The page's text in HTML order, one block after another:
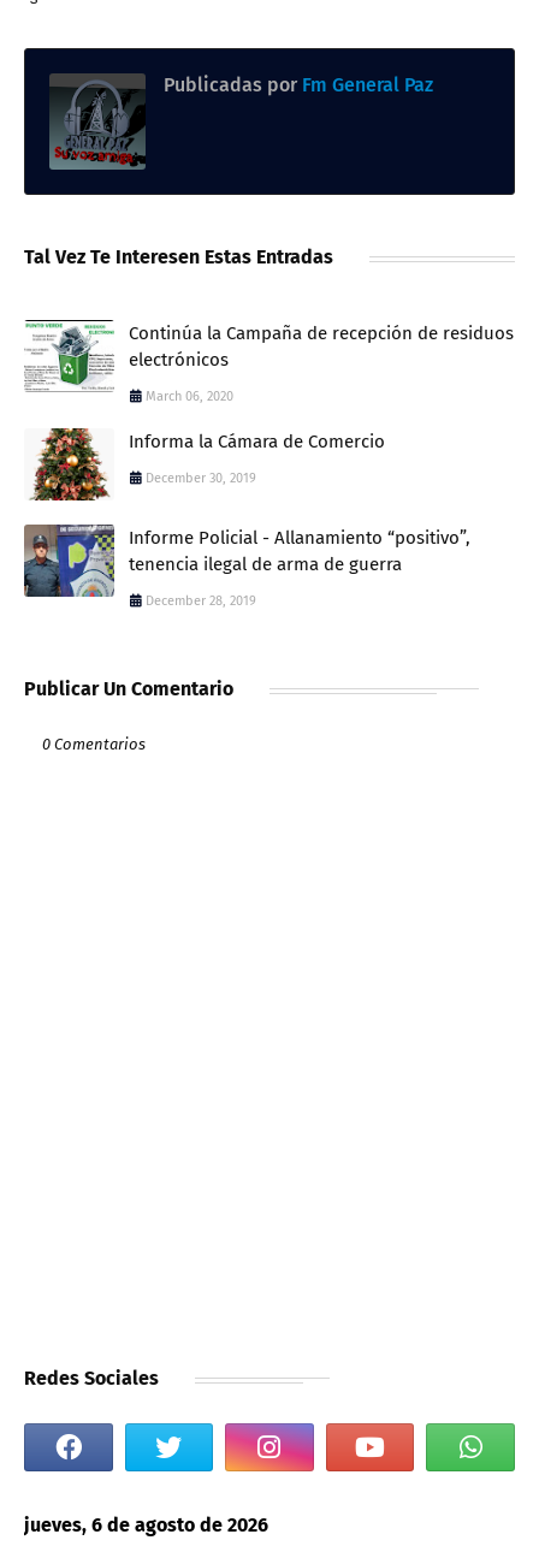
Publicadas por Fm General Paz
Tal Vez Te Interesen Estas Entradas
Continúa la Campaña de recepción de residuos
electrónicos
March 06, 2020
Informa la Cámara de Comercio
December 30, 2019
Informe Policial - Allanamiento “positivo”,
tenencia ilegal de arma de guerra
December 28, 2019
Publicar Un Comentario
0 Comentarios
Redes Sociales
jueves, 6 de agosto de 2026